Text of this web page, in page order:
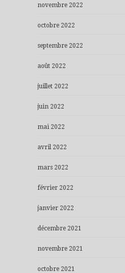
novembre 2022
octobre 2022
septembre 2022
août 2022
juillet 2022
juin 2022
mai 2022
avril 2022
mars 2022
février 2022
janvier 2022
décembre 2021
novembre 2021
octobre 2021